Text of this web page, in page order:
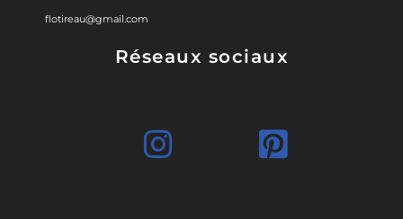
flotireau@gmail.com
Réseaux sociaux